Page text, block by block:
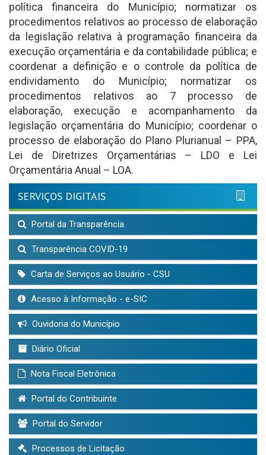
política financeira do Município; normatizar os
procedimentos relativos ao processo de elaboração
da legislação relativa à programação financeira da
execução orçamentária e da contabilidade pública; e
coordenar a definição e o controle da política de
endividamento do Município; normatizar os
procedimentos relativos ao 7 processo de
elaboração, execução e acompanhamento da
legislação orçamentária do Município; coordenar o
processo de elaboração do Plano Plurianual – PPA,
Lei de Diretrizes Orçamentárias – LDO e Lei
Orçamentária Anual – LOA.
SERVIÇOS DIGITAIS
Portal da Transparência
Transparência COVID-19
Carta de Serviços ao Usuário - CSU
Acesso à Informação - e-SIC
Ouvidoria do Município
Diário Oficial
Nota Fiscal Eletrônica
Portal do Contribuinte
Portal do Servidor
Processos de Licitação